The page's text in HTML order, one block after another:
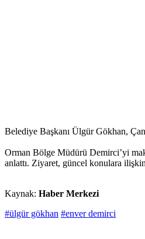
Belediye Başkanı Ülgür Gökhan,
Orman Bölge Müdürü Demirci’yi
anlattı. Ziyaret, güncel konulara
Kaynak: Haber Merkezi
#ülgür gökhan #enver demirci